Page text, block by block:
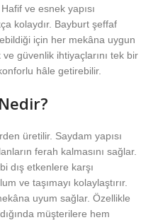
ve esnek yapısı
kolaydır. Bayburt şeffaf
için her mekâna uygun
güvenlik ihtiyaçlarını tek bir
hâle getirebilir.
üretilir. Saydam yapısı
ferah kalmasını sağlar.
dış etkenlere karşı
ve taşımayı kolaylaştırır.
uyum sağlar. Özellikle
müşterilere hem